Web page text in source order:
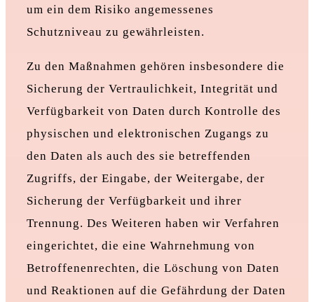
um ein dem Risiko angemessenes
Schutzniveau zu gewährleisten.
Zu den Maßnahmen gehören insbesondere die
Sicherung der Vertraulichkeit, Integrität und
Verfügbarkeit von Daten durch Kontrolle des
physischen und elektronischen Zugangs zu
den Daten als auch des sie betreffenden
Zugriffs, der Eingabe, der Weitergabe, der
Sicherung der Verfügbarkeit und ihrer
Trennung. Des Weiteren haben wir Verfahren
eingerichtet, die eine Wahrnehmung von
Betroffenenrechten, die Löschung von Daten
und Reaktionen auf die Gefährdung der Daten